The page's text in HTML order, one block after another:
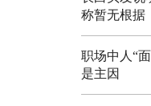
称暂无根据
职场中人“
是主因